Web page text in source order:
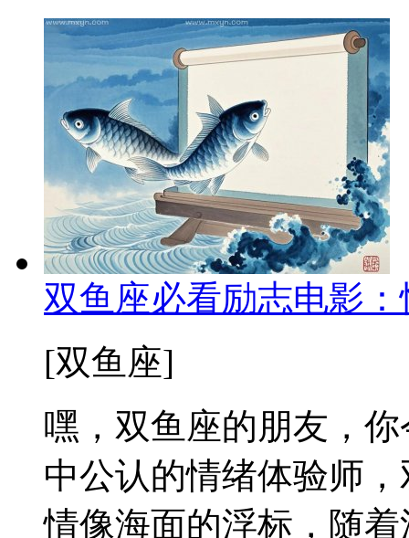
双鱼座必看励志电影
[双鱼座]
嘿，双鱼座的朋友，
中公认的情绪体验师
情像海面的浮标，随